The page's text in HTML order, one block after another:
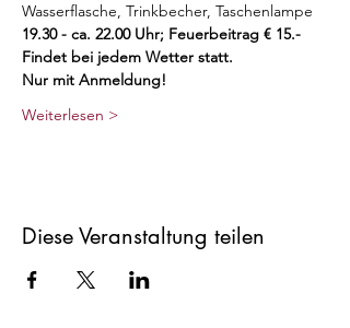
Wasserflasche, Trinkbecher, Taschenlampe
19.30 - ca. 22.00 Uhr; Feuerbeitrag € 15.-
Findet bei jedem Wetter statt.
Nur mit Anmeldung!
Weiterlesen >
Diese Veranstaltung teilen